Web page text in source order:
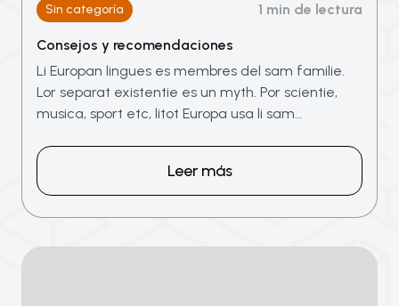
Sin categoría 1 min de lectura
Consejos y recomendaciones
Li Europan lingues es membres del sam familie.
Lor separat existentie es un myth. Por scientie,
musica, sport etc, litot Europa usa li sam…
Leer más